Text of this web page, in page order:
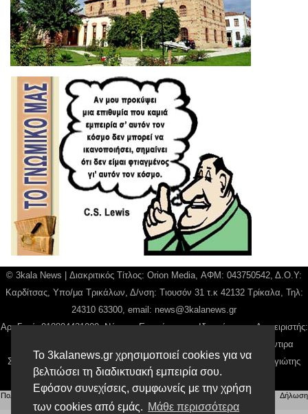
Το 3kalanews.gr χρησιμοποιεί cookies για να
βελτιώσει τη διαδικτυακή εμπειρία σου.
Εφόσον συνεχίσεις, συμφωνείς με την χρήση
των cookies από εμάς. Μάθε περισσότερα
© 3kala News | Διακριτικός Τίτλος: Orion Media, ΑΦΜ: 043750542, Δ.Ο.Υ:
Καρδίτσας, Υπο/μα Τρικάλων, Δ/νση: Τιουσόν 31 τ.κ 42132 Τρίκαλα, Τηλ:
24310 63300, email: news@3kalanews.gr
Αρ. Γεμή: 018804431000, Νόμιμος Εκπρόσωπος, Ιδιοκτήτης και Διαχειριστής:
Παναγιώτης Φιλίππου, Διευθύντρια: Γιαννουσά Βασιλική, Διευθύντιρα
Σύνταξης: Μπαλαμπάνη Βασιλική. Δικαιούχος domain name Παναγιώτης
Φιλίππου
Πολιτική απορρήτου Αίτηση Διαχείρισης Προσωπικών Δεδομένων |Όροι χρήσης
Δήλωση
Συμμόρφωσης